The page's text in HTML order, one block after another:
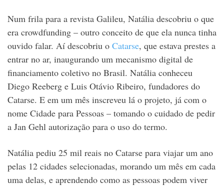
Num frila para a revista Galileu, Natália descobriu o que
era crowdfunding – outro conceito de que ela nunca tinha
ouvido falar. Aí descobriu o Catarse, que estava prestes a
entrar no ar, inaugurando um mecanismo digital de
financiamento coletivo no Brasil. Natália conheceu
Diego Reeberg e Luis Otávio Ribeiro, fundadores do
Catarse. E em um mês inscreveu lá o projeto, já com o
nome Cidade para Pessoas – tomando o cuidado de pedir
a Jan Gehl autorização para o uso do termo.
Natália pediu 25 mil reais no Catarse para viajar um ano
pelas 12 cidades selecionadas, morando um mês em cada
uma delas, e aprendendo como as pessoas podem viver